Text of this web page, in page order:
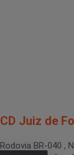
CD Juiz de
Rodovia BR-040 ,